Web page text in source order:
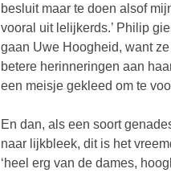
besluit maar te doen alsof
vooral uit lelijkerds.’ Philip
gaan Uwe Hoogheid, want ze
betere herinneringen aan
een meisje gekleed om te
En dan, als een soort
naar lijkbleek, dit is het
‘heel erg van de dames,